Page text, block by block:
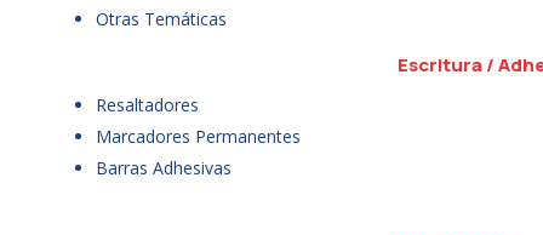
Otras Temáticas
Escritura /
Resaltadores
Marcadores Permanentes
Barras Adhesivas